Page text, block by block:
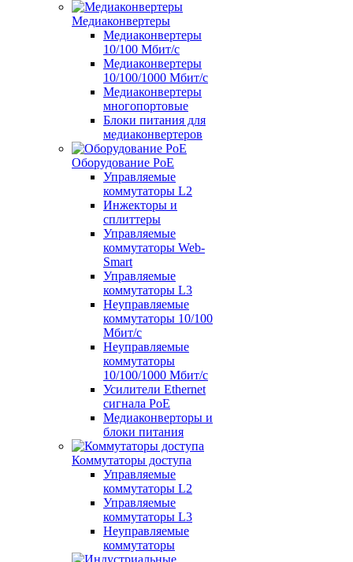
Медиаконвертеры
Медиаконвертеры
10/100 Мбит/с
Медиаконвертеры
10/100/1000 Мбит/c
Медиаконвертеры
многопортовые
Блоки питания для
медиаконвертеров
Оборудование PoE
Управляемые
коммутаторы L2
Инжекторы и
сплиттеры
Управляемые
коммутаторы Web-
Smart
Управляемые
коммутаторы L3
Неуправляемые
коммутаторы 10/100
Мбит/с
Неуправляемые
коммутаторы
10/100/1000 Мбит/с
Усилители Ethernet
сигнала PoE
Медиаконверторы и
блоки питания
Коммутаторы доступа
Управляемые
коммутаторы L2
Управляемые
коммутаторы L3
Неуправляемые
коммутаторы